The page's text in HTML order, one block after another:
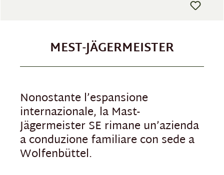
MEST-JÄGERMEISTER
Nonostante l’espansione
internazionale, la Mast-
Jägermeister SE rimane un’azienda
a conduzione familiare con sede a
Wolfenbüttel.